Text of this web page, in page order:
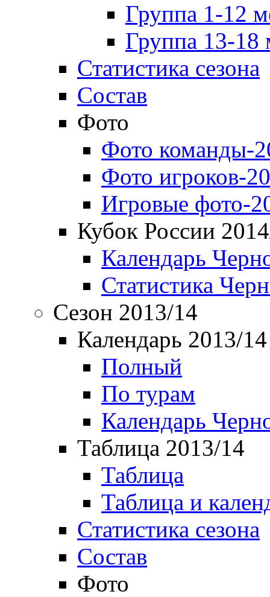
Группа 1-12
Группа 13-18
Статистика сезона
Состав
Фото
Фото команды-
Фото игроков-
Игровые фото-
Кубок России
Календарь
Статистика
Сезон 2013/14
Календарь 2013/14
Полный
По турам
Календарь
Таблица 2013/14
Таблица
Таблица и
Статистика сезона
Состав
Фото